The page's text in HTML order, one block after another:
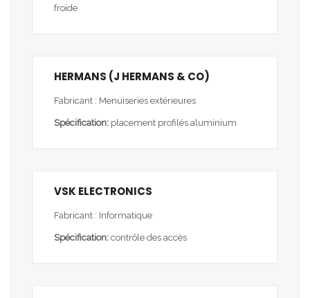
froide
HERMANS (J HERMANS & CO)
Fabricant : Menuiseries extérieures
Spécification: placement profilés aluminium
VSK ELECTRONICS
Fabricant : Informatique
Spécification: contrôle des accès